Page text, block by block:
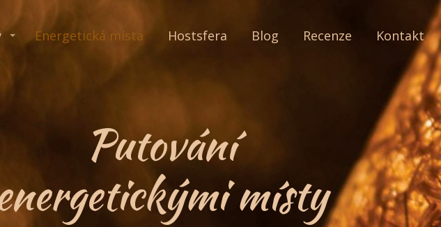
Energetická místa Hostsfera Blog Recenze Kontakt
Putování
místy